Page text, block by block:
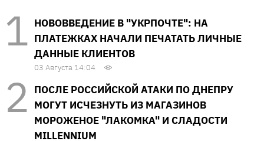
НОВОВВЕДЕНИЕ В "УКРПОЧТЕ": НА
ПЛАТЕЖКАХ НАЧАЛИ ПЕЧАТАТЬ ЛИЧНЫЕ
ДАННЫЕ КЛИЕНТОВ
03 Августа 14:04
ПОСЛЕ РОССИЙСКОЙ АТАКИ ПО ДНЕПРУ
МОГУТ ИСЧЕЗНУТЬ ИЗ МАГАЗИНОВ
МОРОЖЕНОЕ "ЛАКОМКА" И СЛАДОСТИ
MILLENNIUM